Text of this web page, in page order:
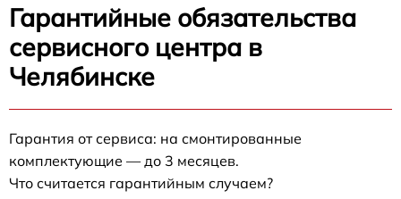
Гарантийные обязательства
сервисного центра в
Челябинске
Гарантия от сервиса: на смонтированные
комплектующие — до 3 месяцев.
Что считается гарантийным случаем?